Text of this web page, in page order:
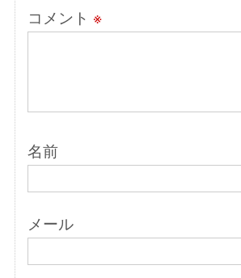
コメント ※
名前
メール